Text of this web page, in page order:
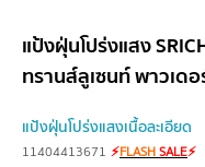
แป้งฝุ่นโปร่งแสง
ทรานส์ลูเซนท์ พาวเด
แป้งฝุ่นโปร่งแสงเนื้อละเอียด
11404413671 ⚡FLASHSALE⚡